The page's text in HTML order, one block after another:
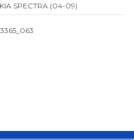
KIA SPECTRA (04-09)